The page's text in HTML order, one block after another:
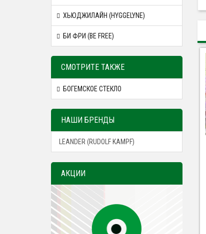
ХЬЮДЖИЛАЙН (HYGGELYNE)
БИ ФРИ (BE FREE)
СМОТРИТЕ ТАКЖЕ
БОГЕМСКОЕ СТЕКЛО
НАШИ БРЕНДЫ
LEANDER (RUDOLF KAMPF)
АКЦИИ